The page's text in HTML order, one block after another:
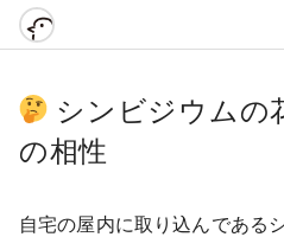
シンビジウムの
の相性
自宅の屋内に取り込んである